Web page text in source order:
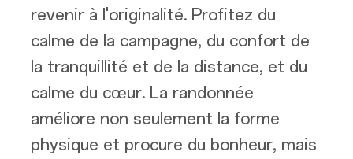
revenir à l'originalité. Profitez du
calme de la campagne, du confort de
la tranquillité et de la distance, et du
calme du cœur. La randonnée
améliore non seulement la forme
physique et procure du bonheur, mais